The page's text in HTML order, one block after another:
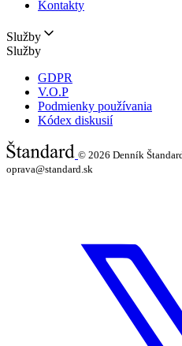
Kontakty
Služby
Služby
GDPR
V.O.P
Podmienky používania
Kódex diskusií
© 2026 Denník
oprava@standard.sk